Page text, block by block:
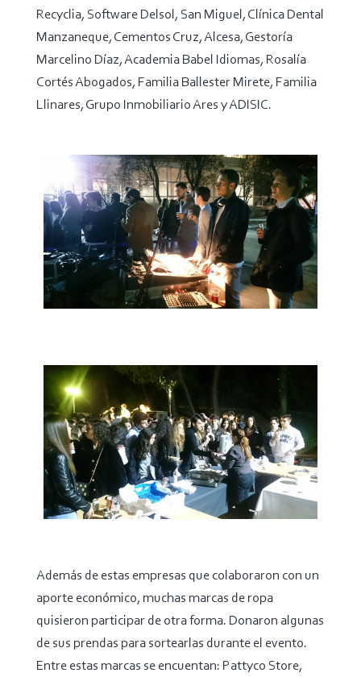
Recyclia, Software Delsol, San Miguel, Clínica Dental
Manzaneque, Cementos Cruz, Alcesa, Gestoría
Marcelino Díaz, Academia Babel Idiomas, Rosalía
Cortés Abogados, Familia Ballester Mirete, Familia
Llinares, Grupo Inmobiliario Ares y ADISIC.
Además de estas empresas que colaboraron con un
aporte económico, muchas marcas de ropa
quisieron participar de otra forma. Donaron algunas
de sus prendas para sortearlas durante el evento.
Entre estas marcas se encuentan: Pattyco Store,